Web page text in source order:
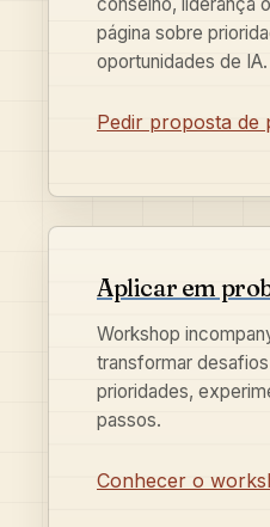
conselho, liderança
página sobre
oportunidades de IA.
Pedir proposta de
Aplicar em
Workshop
transformar
prioridades,
passos.
Conhecer o